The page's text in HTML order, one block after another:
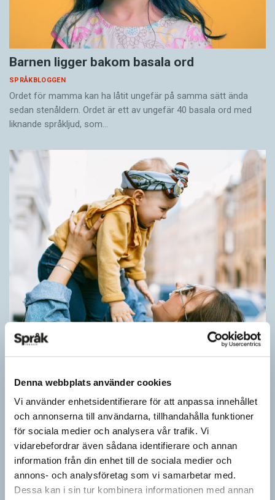
Denna webbplats använder cookies
Vi använder enhetsidentifierare för att anpassa innehållet
och annonserna till användarna, tillhandahålla funktioner
för sociala medier och analysera vår trafik. Vi
vidarebefordrar även sådana identifierare och annan
information från din enhet till de sociala medier och
annons- och analysföretag som vi samarbetar med.
Dessa kan i sin tur kombinera informationen med annan
Barnen ligger bakom basala ord
SPRÅKBLOGGEN
Ordet för mamma kan ha låtit ungefär på samma sätt ända
sedan stenåldern. Ordet är ett av ungefär 40 basala ord med
liknande språkljud, som…
Barn lär sig komplexa satser tidigt
Små barn, som ännu inte kan tala, kan redan ha snappat upp
flerordiga fraser. Detta kan också vara skillnaden mellan hur